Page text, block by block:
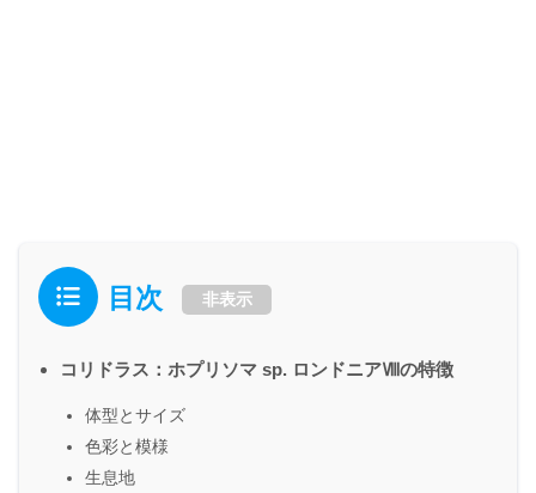
目次 非表示
コリドラス：ホプリソマ sp. ロンドニアⅧの特徴
体型とサイズ
色彩と模様
生息地